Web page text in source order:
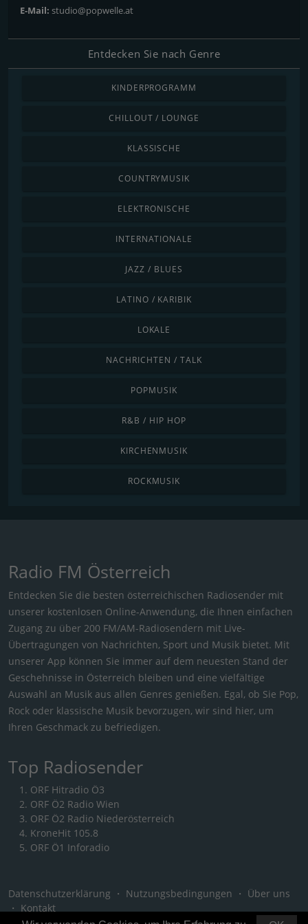
E-Mail: studio@popwelle.at
Entdecken Sie nach Genre
KINDERPROGRAMM
CHILLOUT / LOUNGE
KLASSISCHE
COUNTRYMUSIK
ELEKTRONISCHE
INTERNATIONALE
JAZZ / BLUES
LATINO / KARIBIK
LOKALE
NACHRICHTEN / TALK
POPMUSIK
R&B / HIP HOP
KIRCHENMUSIK
ROCKMUSIK
Radio FM Österreich
Entdecken Sie die besten österreichischen Radiosender mit
unserer kostenlosen Online-Anwendung, die Ihnen einfachen
Zugang zu über 200 FM/AM-Radiosendern mit Live-
Übertragungen von Nachrichten, Sport und Musik bietet. Mit
unserer App können Sie immer auf dem neuesten Stand der
Geschehnisse in Österreich bleiben und eine vielfältige
Auswahl an Musik aus allen Genres genießen. Egal, ob Sie Pop,
Rock oder klassische Musik bevorzugen, wir sind hier, um
Ihren Geschmack zu befriedigen.
Top Radiosender
ORF Hitradio Ö3
ORF Ö2 Radio Wien
ORF Ö2 Radio Niederösterreich
KroneHit 105.8
ORF Ö1 Inforadio
Datenschutzerklärung ・ Nutzungsbedingungen ・ Über uns
・ Kontakt